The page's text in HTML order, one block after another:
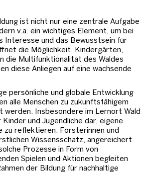
ist nicht nur eine zentrale Aufgabe
v.a. ein wichtiges Element, um bei
Interesse und das Bewusstsein für
die Möglichkeit, Kindergärten,
die Multifunktionalität des Waldes
diese Anliegen auf eine wachsende
persönliche und globale Entwicklung
alle Menschen zu zukunftsfähigem
werden. Insbesondere im Lernort Wald
und Jugendliche dar, eigene
zu reflektieren. Försterinnen und
Wissensschatz, angereichert
Prozesse in Form von
Spielen und Aktionen begleiten
der Bildung für nachhaltige